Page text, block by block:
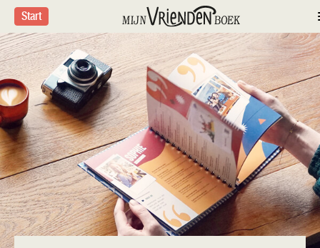
Start
';